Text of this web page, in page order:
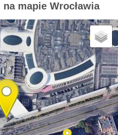
mapie Wrocławia